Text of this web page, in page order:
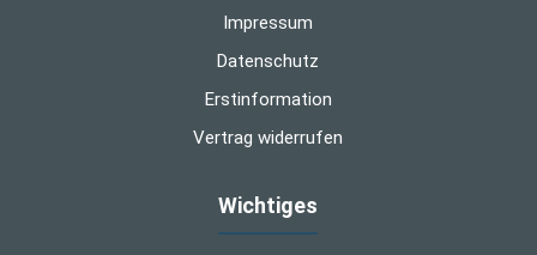
Impressum
Datenschutz
Erstinformation
Vertrag widerrufen
Wichtiges